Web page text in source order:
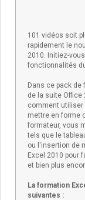
101 vidéos soit
rapidement le
2010. Initiez-
fonctionnalités
Dans ce pack
de la suite Office
comment utiliser
mettre en forme
formateur, vous
tels que le
ou l'insertion de
Excel 2010 pour
et bien plus
La formation
suivantes :